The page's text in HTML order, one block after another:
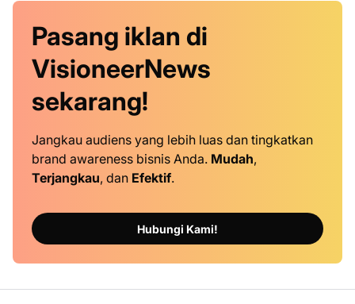
Pasang iklan di
VisioneerNews
sekarang!
Jangkau audiens yang lebih luas dan tingkatkan
brand awareness bisnis Anda. Mudah,
Terjangkau, dan Efektif.
Hubungi Kami!